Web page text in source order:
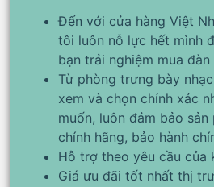
Đến với cửa hàng Việt
tôi luôn nỗ lực hết mình
bạn trải nghiệm mua
Từ phòng trưng bày
xem và chọn chính xác
muốn, luôn đảm bảo
chính hãng, bảo hành
Hỗ trợ theo yêu cầu của
Giá ưu đãi tốt nhất thị